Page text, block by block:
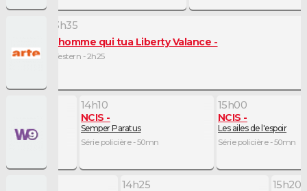
de l'innovation
13h35
L'homme qui tua Liberty Valance
Western - 2h25
14h10
NCIS
Semper Paratus
Série policière - 50mn
15h00
NCIS
Les ailes de l'espoir
Série policière - 50mn
14h25
15h20